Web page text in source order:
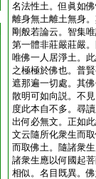
名法性土。但眞如
離身無土離土無身
剛般若論云。智集
第一體非莊嚴莊嚴
唯佛一人居淨土。
之極極於佛也。普
遮那遍一切處。其
散明可如向説。不
度此本自不多。尋
出何必無文。正如
文云隨所化衆生而
而取佛土。隨諸衆
諸衆生應以何國起
相似。名目既異。